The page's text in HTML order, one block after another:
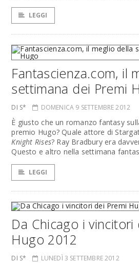
LEGGI
Fantascienza.com, il
settimana dei Premi
DI S* DOMENICA 9 SETTEMBRE 2012
È giusto che un romanzo fantasy
premio Hugo? Quale attore di
Knight Rises? Ray Bradbury era
Questo e altro nella settimana
LEGGI
Da Chicago i vincitori
Hugo 2012
DI S* LUNEDÌ 3 SETTEMBRE 2012